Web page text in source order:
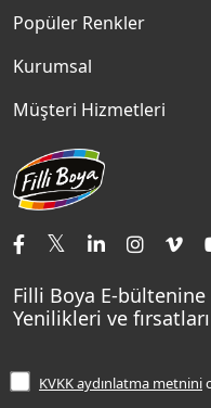
İç Cephe Renkleri
Dış Cephe Renkleri
Mobilya Boyaları
Macun ve Astarlar
Yapı Kimyasalları
Tavan Boyaları
Ev Bakım ve Hobi
Yatak Odası Renkleri
Momento Silan
Panel Kapı Boyası
Aqualux
Momento Max Cleanix
Sentomaxx Sentetik
Sentomaxx İpeksi Mat
Momento Life
Popüler Renkler
Kırık Beyaz Rengi
Aydan Rengi
Fildişi Rengi
Andezit Rengi
Şampanya Rengi
Açık Mavi Rengi
Frezya Rengi
Kurumsal
Hakkımızda
Basın Odası
İletişim Bilgilerimiz
Müşteri Hizmetleri
İletişim Formu
Satış Noktaları
Renk Danışma
Filli Ustam
Sıkça Sorulan Sorular
Ücretsiz Yalıtım Keşif
Bilgi Toplumu
Filli Boya E-
Yenilikleri ve
KVKK aydınlatma metnini